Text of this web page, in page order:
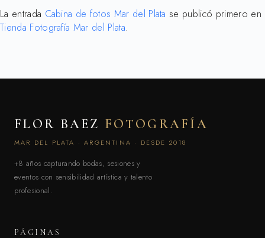
La entrada Cabina de fotos Mar del Plata se publicó primero en
Tienda Fotografía Mar del Plata.
FLOR BAEZ FOTOGRAFÍA
MAR DEL PLATA · ARGENTINA · DESDE 2018
+8 años capturando bodas, sesiones y
eventos con sensibilidad artística y talento
profesional.
PÁGINAS